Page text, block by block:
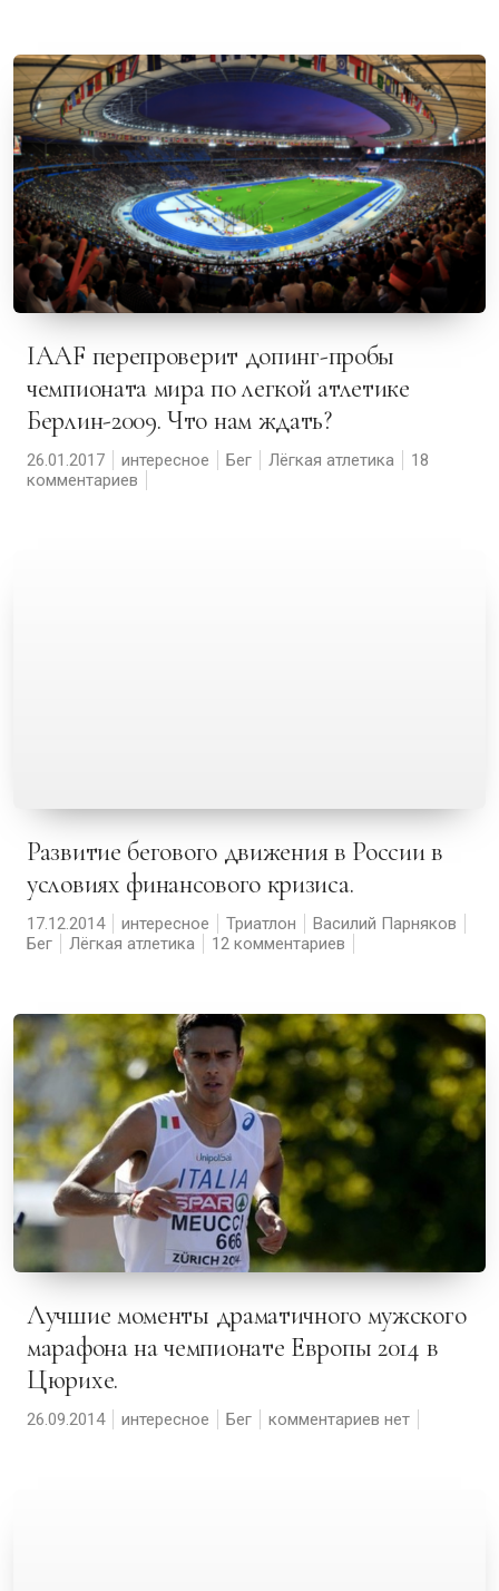
IAAF перепроверит допинг-пробы
чемпионата мира по легкой атлетике
Берлин-2009. Что нам ждать?
26.01.2017 интересное Бег Лёгкая атлетика
18
комментариев
Развитие бегового движения в России в
условиях финансового кризиса.
17.12.2014 интересное Триатлон
Василий Парняков
Бег
Лёгкая атлетика 12 комментариев
Лучшие моменты драматичного мужского
марафона на чемпионате Европы 2014 в
Цюрихе.
26.09.2014 интересное Бег комментариев нет